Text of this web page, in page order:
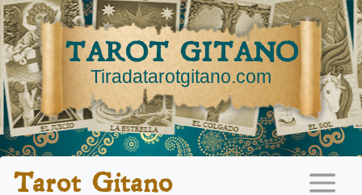
TAROT GITANO
Tiradatarotgitano.com
Tarot Gitano